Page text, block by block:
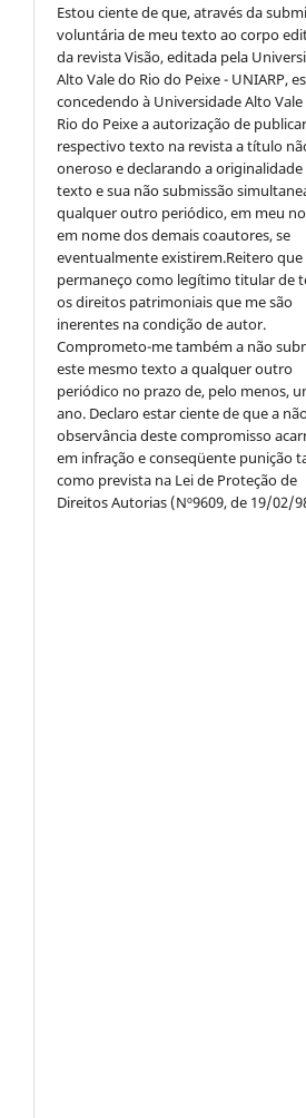
Estou ciente de que, através da
voluntária de meu texto ao corpo
da revista Visão, editada pela
Alto Vale do Rio do Peixe - UNIARP,
concedendo à Universidade Alto
Rio do Peixe a autorização de
respectivo texto na revista a título
oneroso e declarando a
texto e sua não submissão
qualquer outro periódico, em meu
em nome dos demais coautores, se
eventualmente existirem.Reitero que
permaneço como legítimo titular de
os direitos patrimoniais que me são
inerentes na condição de autor.
Comprometo-me também a não
este mesmo texto a qualquer outro
periódico no prazo de, pelo menos,
ano. Declaro estar ciente de que a
observância deste compromisso
em infração e conseqüente punição
como prevista na Lei de Proteção de
Direitos Autorias (Nº9609, de 19/02/